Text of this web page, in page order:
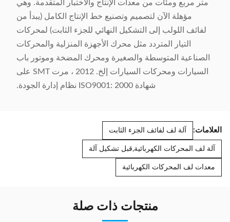
متر مربع ومئات من معدات الإنتاج والاختبار المتقدمة. وهي
مؤهلة الآن لتصميم وتصنيع خط الإنتاج الكامل (يبدأ من
لفائف اللولب إلى التشكيل النهائي للجزء الثابت) لمحركات
التيار المتردد مثل محرك الأجهزة المنزلية والمحركات
الصناعية المتوسطة والصغيرة ومحرك المضخة وموتور باب
السيارات ومحركات السيارات إلخ. 2012 ، مرت SMT على
شهادة ISO9001: 2000 نظام إدارة الجودة.
العلامات: آلة لف لفائف الجزء الثابت
آلة لف المحركات الكهربائية,قبل تشكيل آلة
معدات لف المحركات الكهربائية
منتجات ذات صلة